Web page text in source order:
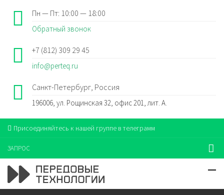
Пн — Пт: 10:00 — 18:00
Обратный звонок
+7 (812) 309 29 45
info@perteq.ru
Санкт-Петербург, Россия
196006, ул. Рощинская 32, офис 201, лит. А.
Присоединяйтесь к нашей группе в телеграмм
ЗАПРОС